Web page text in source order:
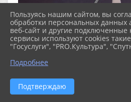
Пользуясь нашим сайтом, вы
обработки персональных данных
веб-сайт и другие подключенные
сервисы используют cookies
"Госуслуги", "PRO.Культура",
Подробнее
Подтверждаю